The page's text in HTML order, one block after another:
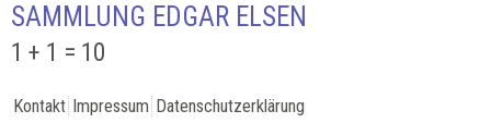
SAMMLUNG EDGAR ELSEN
1 + 1 = 10
Kontakt Impressum Datenschutzerklärung